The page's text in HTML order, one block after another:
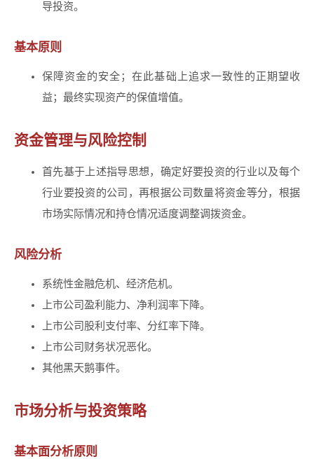
导投资。
基本原则
保障资金的安全；在此基础上追求一致性的正期望收
益；最终实现资产的保值增值。
资金管理与风险控制
首先基于上述指导思想，确定好要投资的行业以及每个
行业要投资的公司，再根据公司数量将资金等分，根据
市场实际情况和持仓情况适度调整调拨资金。
风险分析
系统性金融危机、经济危机。
上市公司盈利能力、净利润率下降。
上市公司股利支付率、分红率下降。
上市公司财务状况恶化。
其他黑天鹅事件。
市场分析与投资策略
基本面分析原则